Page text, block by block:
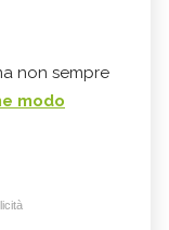
non sempre
modo